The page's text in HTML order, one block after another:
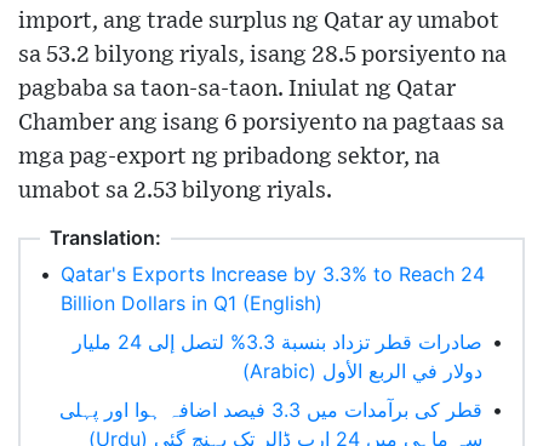
import, ang trade surplus ng Qatar ay umabot
sa 53.2 bilyong riyals, isang 28.5 porsiyento na
pagbaba sa taon-sa-taon. Iniulat ng Qatar
Chamber ang isang 6 porsiyento na pagtaas sa
mga pag-export ng pribadong sektor, na
umabot sa 2.53 bilyong riyals.
Translation:
• Qatar's Exports Increase by 3.3% to Reach 24
Billion Dollars in Q1 (English)
•
صادرات قطر تزداد بنسبة 3.3% لتصل إلى 24 مليار
دولار في الربع الأول (Arabic)
•
قطر کی برآمدات میں 3.3 فیصد اضافہ ہوا اور پہلی
سہ ماہی میں 24 ارب ڈالر تک پہنچ گئی (Urdu)